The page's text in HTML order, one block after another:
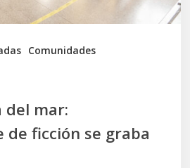
Comunidades
del mar:
ficción se graba